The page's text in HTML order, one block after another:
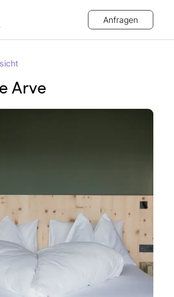
Anfragen
Arve